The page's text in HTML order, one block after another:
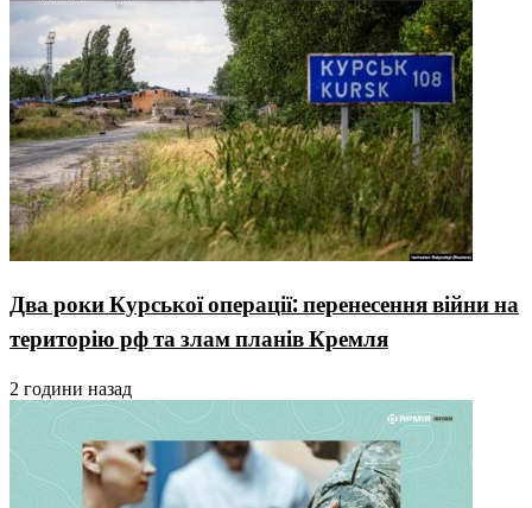
Два роки Курської операції: перенесення війни на
територію рф та злам планів Кремля
2 години назад